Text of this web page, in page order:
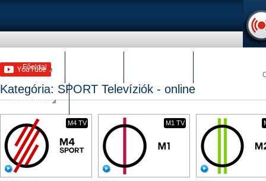
Főoldal
Népszerűek
Kategória: SPORT Televíziók - online
M4 TV M1 TV